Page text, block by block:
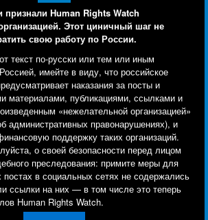
признали Human Rights Watch
Этот циничный шаг не
свою работу по России.
текст по-русски или тем или иным
имейте в виду, что российское
наказания за посты и
материалами, публикациями, ссылками и
«нежелательной организацией»
административных правонарушениях), и
поддержку таких организаций.
о своей безопасности перед лицом
преследования: примите меры для
постах в социальных сетях не содержались
ссылки на них — в том числе это теперь
Human Rights Watch.
конфиденциальности
Карта сайта
Watch
| 350 Fifth Avenue, 34th Floor | New York,NY
is a 501(C)(3) nonprofit registered in the US
cookie preferences
cookie, технологии
аналитические
лучше понять, кто посещает
ваш опыт взаимодействия с ним.
вы соглашаетесь с этим.
политикой
чтобы узнать, для чего
cookie и как изменить ваши